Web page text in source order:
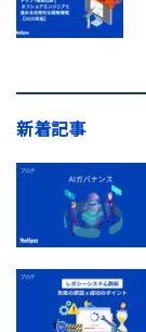
新着記事